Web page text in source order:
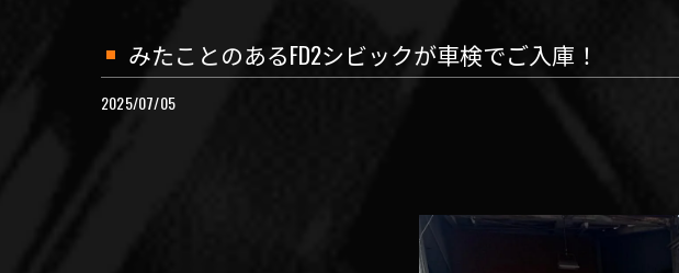
みたことのあるFD2シビックが車検でご入庫！
2025/07/05